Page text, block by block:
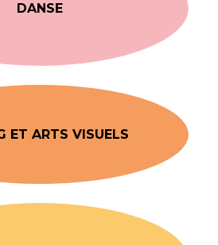
DANSE
ET ARTS VISUELS